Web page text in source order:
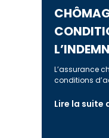
L’assurance
conditions
significatifs […]
Lire la suite